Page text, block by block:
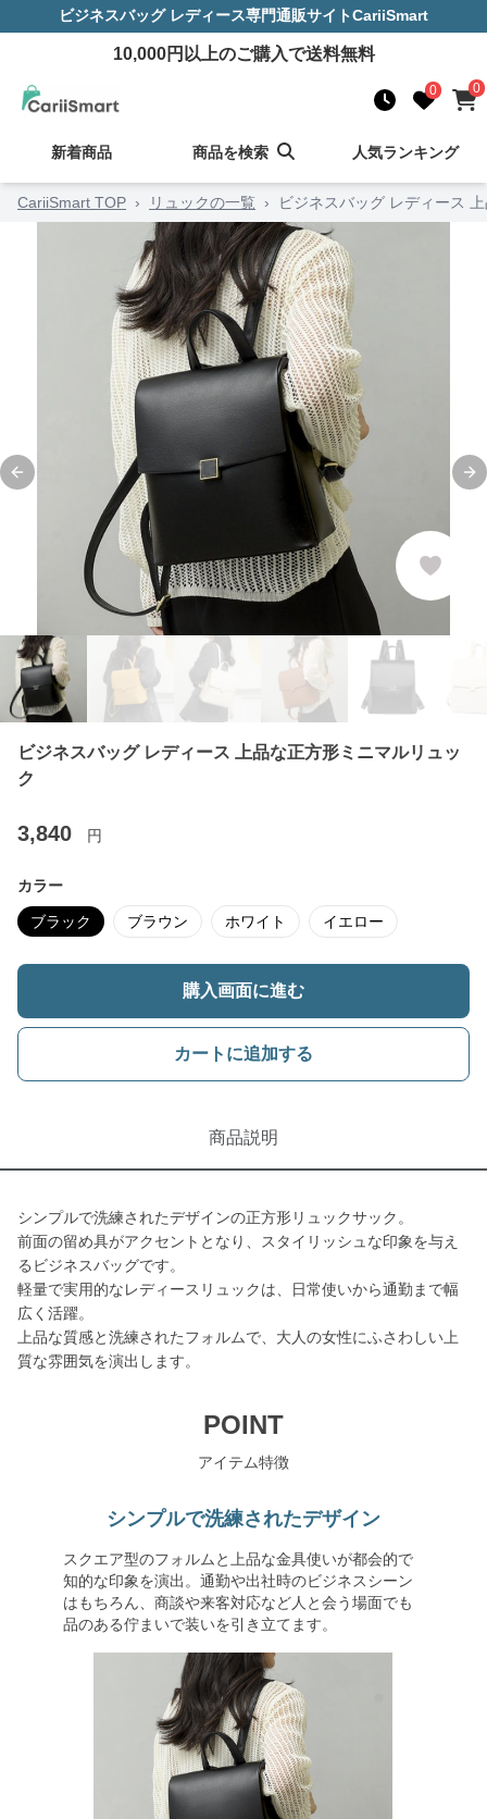
ビジネスバッグ レディース専門通販サイトCariiSmart
10,000円以上のご購入で送料無料
0 0
新着商品 商品を検索 人気ランキング
CariiSmart TOP › リュックの一覧 › ビジネスバッグ レディース
Previous slide
ビジネスバッグ レディース 上品な正方形ミニマルリュッ
ク
3,840 円
カラー
ブラック ブラウン ホワイト イエロー
購入画面に進む
カートに追加する
商品説明
シンプルで洗練されたデザインの正方形リュックサック。
前面の留め具がアクセントとなり、スタイリッシュな印象を与え
るビジネスバッグです。
軽量で実用的なレディースリュックは、日常使いから通勤まで幅
広く活躍。
上品な質感と洗練されたフォルムで、大人の女性にふさわしい上
質な雰囲気を演出します。
POINT
アイテム特徴
シンプルで洗練されたデザイン
スクエア型のフォルムと上品な金具使いが都会的で
知的な印象を演出。通勤や出社時のビジネスシーン
はもちろん、商談や来客対応など人と会う場面でも
品のある佇まいで装いを引き立てます。